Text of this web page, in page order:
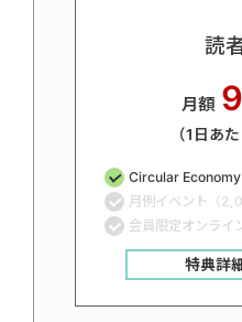
読
月額
（1日あ
Circular
月例イベント（
会員限定オンライ
特典詳